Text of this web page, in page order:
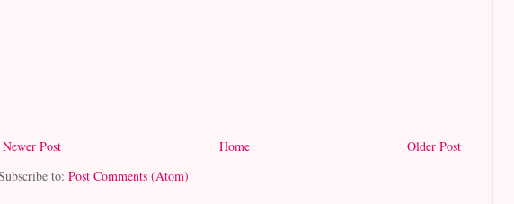
Newer Post Older Post
Home
to: Post Comments (Atom)